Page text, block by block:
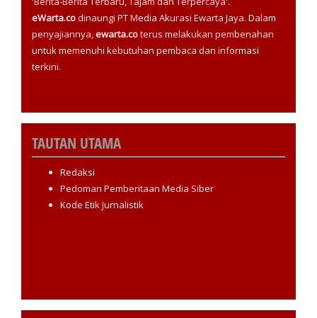
eWarta.codinaungi PT Media Akurasi Ewarta Jaya. Dalam
penyajiannya,ewarta.coterus melakukan pembenahan
untuk memenuhi kebutuhan pembaca dan informasi
terkini.
TAUTAN UTAMA
Redaksi
Pedoman Pemberitaan Media Siber
Kode Etik Jurnalistik